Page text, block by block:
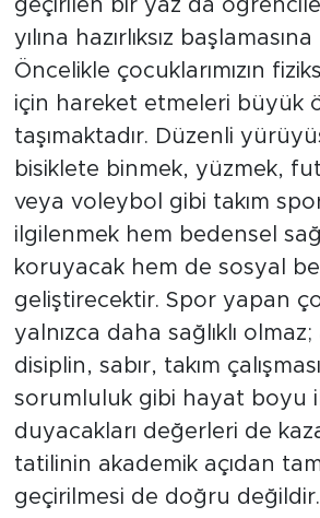
geçirilen bir yaz da
yılına hazırlıksız
Öncelikle çocuklarımızın
için hareket etmeleri büyük
taşımaktadır. Düzenli
bisiklete binmek, yüzmek,
veya voleybol gibi takım
ilgilenmek hem bedensel
koruyacak hem de sosyal
geliştirecektir. Spor yapan
yalnızca daha sağlıklı
disiplin, sabır, takım
sorumluluk gibi hayat boyu
duyacakları değerleri de
tatilinin akademik açıdan
geçirilmesi de doğru